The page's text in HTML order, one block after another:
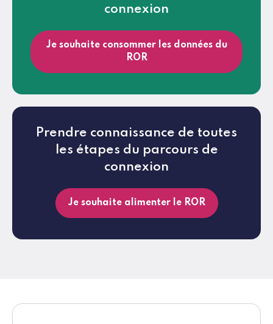
connexion
Je souhaite consommer les données du
ROR
Prendre connaissance de toutes
les étapes du parcours de
connexion
Je souhaite alimenter le ROR